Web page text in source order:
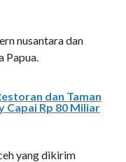
nusantara dan
Papua.
dan Taman
Capai Rp 80 Miliar
yang dikirim